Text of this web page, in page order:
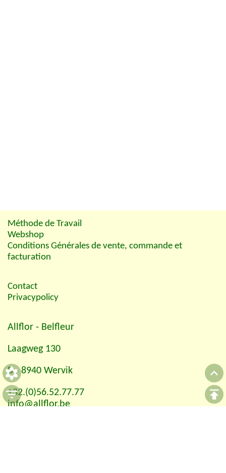
Méthode de Travail
Webshop
Conditions Générales de vente, commande et
facturation
Contact
Privacypolicy
Allflor - Belfleur
Laagweg 130
B - 8940 Wervik
+32.(0)56.52.77.77
info@allflor.be